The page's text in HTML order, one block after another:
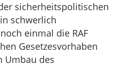
sicherheitspolitischen
schwerlich
einmal die RAF
Gesetzesvorhaben
Umbau des